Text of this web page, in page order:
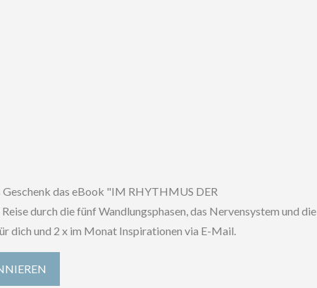
Geschenk das eBook "IM RHYTHMUS DER
durch die fünf Wandlungsphasen, das Nervensystem und die
dich und 2 x im Monat Inspirationen via E-Mail.